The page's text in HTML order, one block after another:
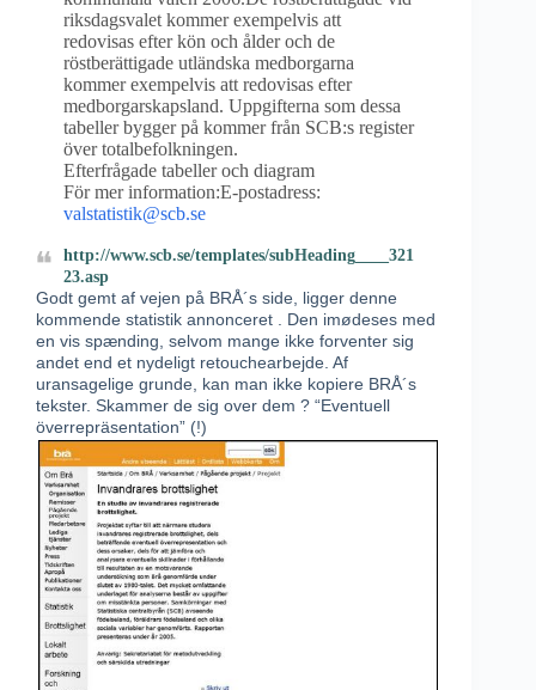
riksdagsvalet kommer exempelvis att
redovisas efter kön och ålder och de
röstberättigade utländska medborgarna
kommer exempelvis att redovisas efter
medborgarskapsland. Uppgifterna som dessa
tabeller bygger på kommer från SCB:s register
över totalbefolkningen.
Efterfrågade tabeller och diagram
För mer information:E-postadress:
valstatistik@scb.se
http://www.scb.se/templates/subHeading____321
23.asp
Godt gemt af vejen på BRÅ´s side, ligger denne
kommende statistik annonceret . Den imødeses med
en vis spænding, selvom mange ikke forventer sig
andet end et nydeligt retouchearbejde. Af
uransagelige grunde, kan man ikke kopiere BRÅ´s
tekster. Skammer de sig over dem ? “Eventuell
överrepräsentation” (!)